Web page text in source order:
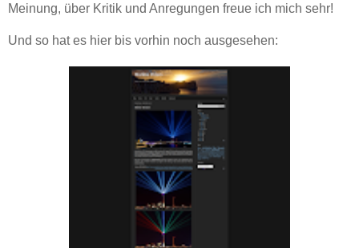
Meinung, über Kritik und Anregungen freue ich mich sehr!
Und so hat es hier bis vorhin noch ausgesehen: